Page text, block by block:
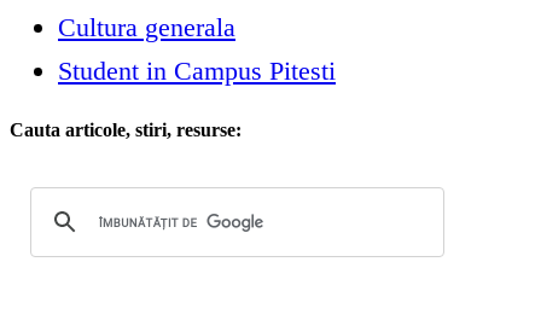
Cultura generala
Student in Campus Pitesti
Cauta articole, stiri, resurse: